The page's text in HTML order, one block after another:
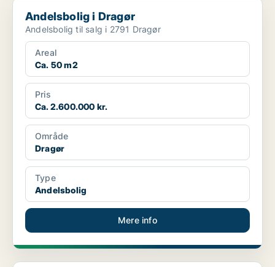
Andelsbolig i Dragør
Andelsbolig i Dragør
Andelsbolig til salg i 2791 Dragør
Areal
Ca. 50 m2
Pris
Ca. 2.600.000 kr.
Område
Dragør
Type
Andelsbolig
Mere info